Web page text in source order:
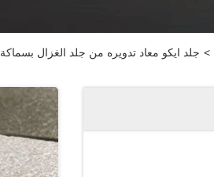
> جلد ايكو معاد تدويره من جلد الغزال بسماكة 1.2 ملم للأحذية بعرض 140 سم